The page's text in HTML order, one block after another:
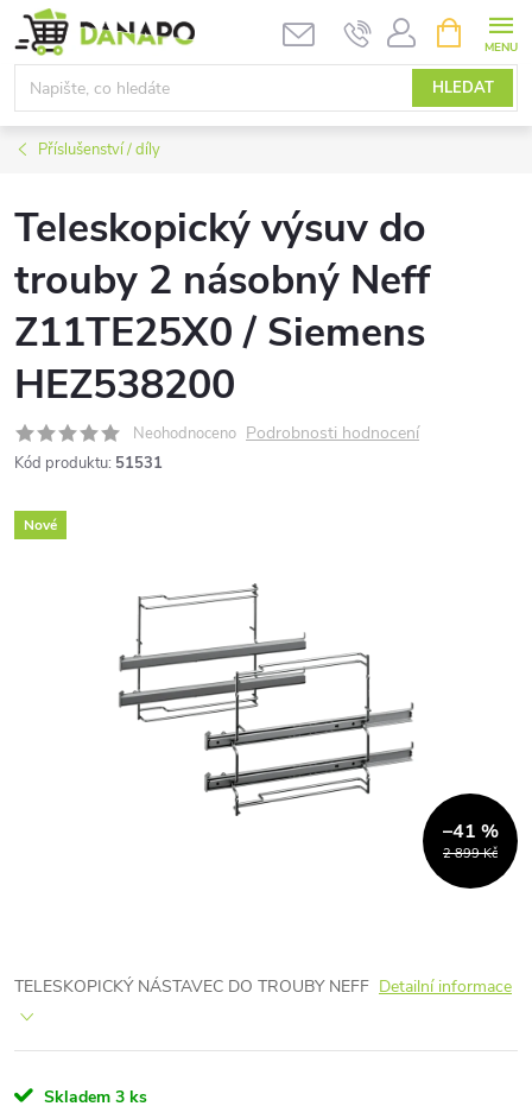
Přejít
na
obsah
HLEDAT
NÁKUPNÍ
KOŠÍK
Příslušenství / díly
Teleskopický výsuv do
trouby 2 násobný Neff
Z11TE25X0 / Siemens
HEZ538200
Neohodnoceno Podrobnosti hodnocení
Kód produktu: 51531
Nové
2 899 Kč
–41 %
TELESKOPICKÝ NÁSTAVEC DO TROUBY NEFF Detailní informace
Skladem 3 ks